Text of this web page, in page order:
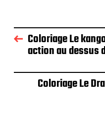
Coloriage Le
action au dessus
Coloriage Le